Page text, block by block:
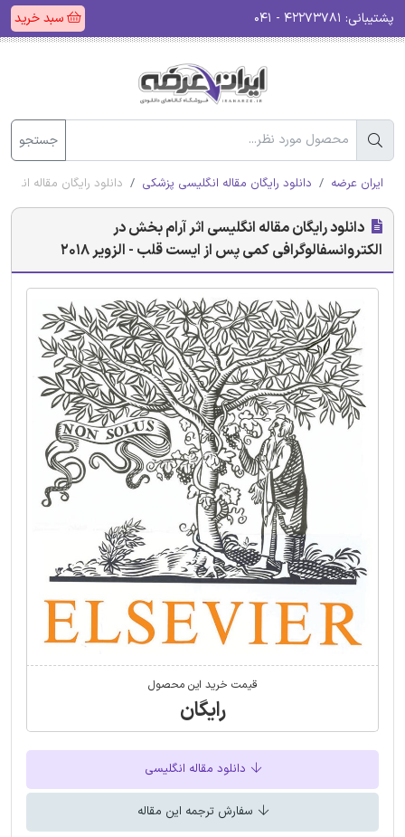
پشتیبانی: سبد خرید
جستجو
ایران عرضه دانلود رایگان مقاله انگلیسی پزشکی دانلود رایگان مقاله
دانلود رایگان مقاله انگلیسی اثر آرام بخش در
الکتروانسفالوگرافی کمی پس از ایست قلب - الزویر 2018
قیمت خرید این محصول
رایگان
دانلود مقاله انگلیسی
سفارش ترجمه این مقاله